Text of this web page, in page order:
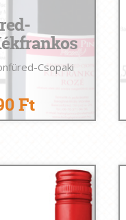
Csopaki
Ft